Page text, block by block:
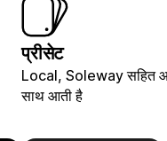
प्रीसेट
Local, Soleway सहित
साथ आती है